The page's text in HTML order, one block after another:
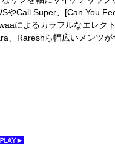
やCall Super、[Can You
によるカラフルなエレク
、Rareshら幅広いメンツ